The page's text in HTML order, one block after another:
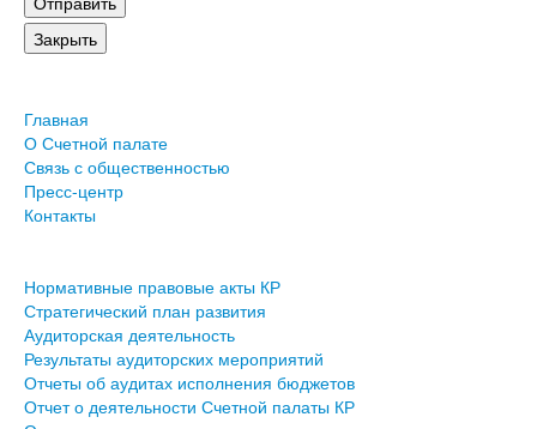
Главная
О Счетной палате
Связь с общественностью
Пресс-центр
Контакты
Нормативные правовые акты КР
Стратегический план развития
Аудиторская деятельность
Результаты аудиторских мероприятий
Отчеты об аудитах исполнения бюджетов
Отчет о деятельности Счетной палаты КР